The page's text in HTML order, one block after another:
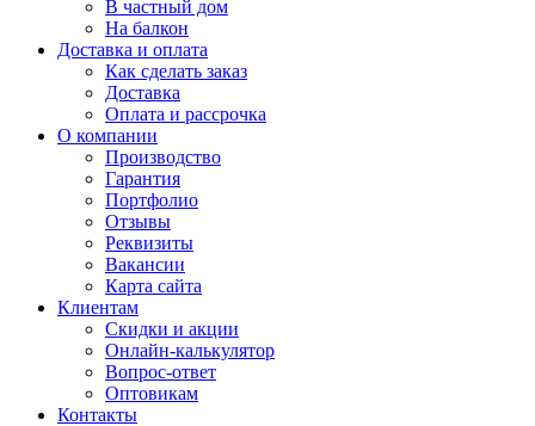
В частный дом
На балкон
Доставка и оплата
Как сделать заказ
Доставка
Оплата и рассрочка
О компании
Производство
Гарантия
Портфолио
Отзывы
Реквизиты
Вакансии
Карта сайта
Клиентам
Скидки и акции
Онлайн-калькулятор
Вопрос-ответ
Оптовикам
Контакты